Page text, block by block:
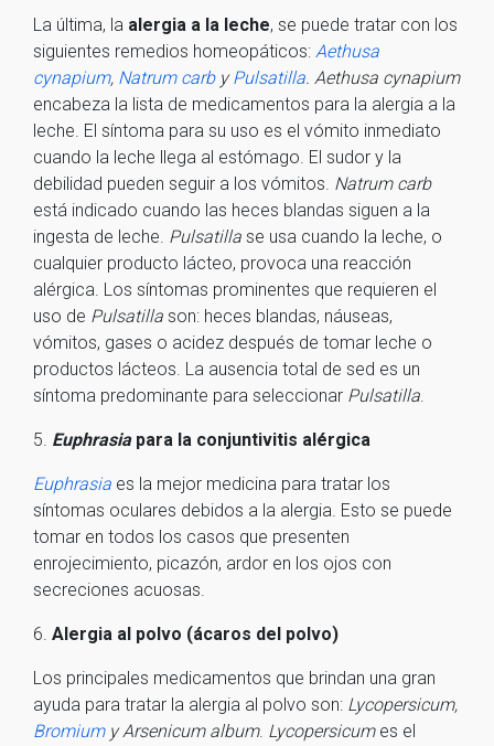
La última, la alergia a la leche, se puede tratar con los
siguientes remedios homeopáticos: Aethusa
cynapium, Natrum carbyPulsatilla. Aethusa cynapium
encabeza la lista de medicamentos para la alergia a la
leche. El síntoma para su uso es el vómito inmediato
cuando la leche llega al estómago. El sudor y la
debilidad pueden seguir a los vómitos. Natrum carb
está indicado cuando las heces blandas siguen a la
ingesta de leche. Pulsatilla se usa cuando la leche, o
cualquier producto lácteo, provoca una reacción
alérgica. Los síntomas prominentes que requieren el
uso de Pulsatilla son: heces blandas, náuseas,
vómitos, gases o acidez después de tomar leche o
productos lácteos. La ausencia total de sed es un
síntoma predominante para seleccionar Pulsatilla.
5. Euphrasia para la conjuntivitis alérgica
Euphrasia es la mejor medicina para tratar los
síntomas oculares debidos a la alergia. Esto se puede
tomar en todos los casos que presenten
enrojecimiento, picazón, ardor en los ojos con
secreciones acuosas.
6. Alergia al polvo (ácaros del polvo)
Los principales medicamentos que brindan una gran
ayuda para tratar la alergia al polvo son: Lycopersicum,
Bromium y Arsenicum album. Lycopersicum es el